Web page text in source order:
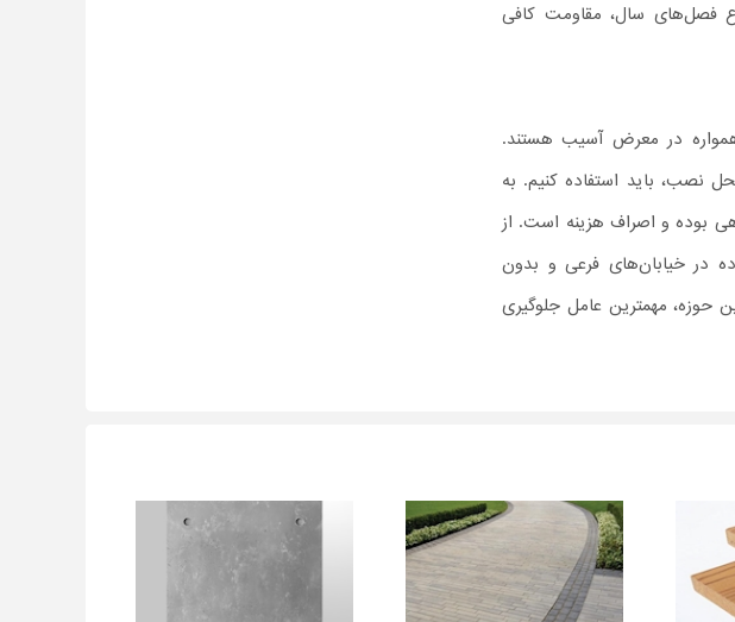
فصل‌های سال، مقاومت کافی
همواره در معرض آسیب هستند.
نصب، باید استفاده کنیم. به
بوده و اصراف هزینه است. از
در خیابان‌های فرعی و بدون
حوزه، مهمترین عامل جلوگیری